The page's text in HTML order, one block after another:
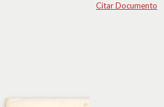
Citar Documento